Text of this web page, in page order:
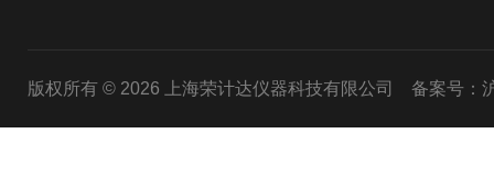
版权所有 © 2026 上海荣计达仪器科技有限公司 备案号：